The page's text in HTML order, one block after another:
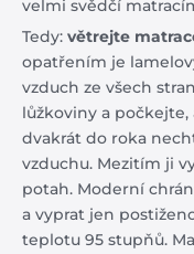
velmi svědčí
Tedy: větrejte
opatřením je
vzduch ze všech
lůžkoviny a
dvakrát do roka
vzduchu. Mezitím ji
potah. Moderní
a vyprat jen
teplotu 95 stupňů.